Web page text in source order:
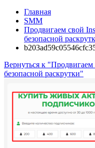
Главная
SMM
Продвигаем свой
безопасной
Вернуться к "Продвигаем
безопасной раскрутки"